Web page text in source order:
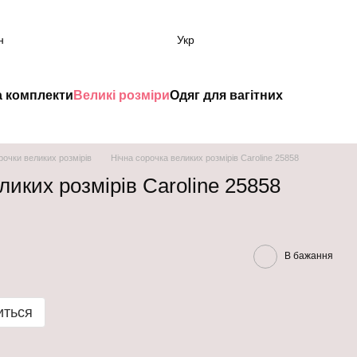
Укр
комплекти Великі розміриОдяг для вагітних
великих розмірів Нічна сорочка великих розмірів Caroline 25858
розмірів Caroline 25858
В бажання